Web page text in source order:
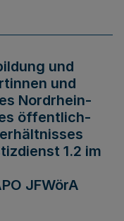
und
und
Nordrhein-
öffentlich-
1.2 im
JFWörA